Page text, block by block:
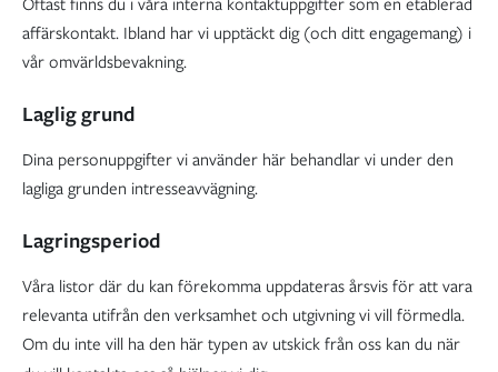
affärskontakt. Ibland har vi upptäckt dig (och ditt engagemang) i
vår omvärldsbevakning.
Laglig grund
Dina personuppgifter vi använder här behandlar vi under den
lagliga grunden intresseavvägning.
Lagringsperiod
Våra listor där du kan förekomma uppdateras årsvis för att vara
relevanta utifrån den verksamhet och utgivning vi vill förmedla.
Om du inte vill ha den här typen av utskick från oss kan du när